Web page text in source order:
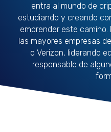
entra al mundo de
estudiando y creando
emprender este
las mayores empresas
o Verizon, liderando
responsable de